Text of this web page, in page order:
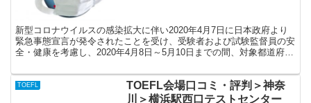
新型コロナウイルスの感染拡大に伴い2020年4月7日に日本政府より
緊急事態宣言が発令されたことを受け、受験者および試験監督員の安
全・健康を考慮し、2020年4月8日～5月10日までの間、対象都道府県
まして試験実施が中止（臨時閉鎖）されることとなりました。この期
間、対象となる試験会場でTOEFLを受験することはできません。
TOEFL
TOEFL会場口コミ・評判＞神奈
川＞横浜駅西口テストセンター